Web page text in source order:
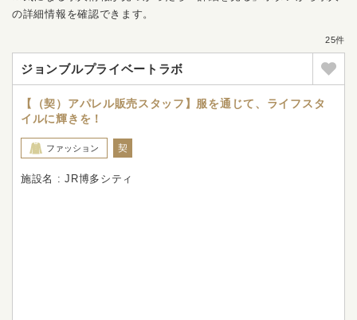
の詳細情報を確認できます。
25件
ジョンブルプライベートラボ
【（契）アパレル販売スタッフ】服を通じて、ライフスタ
イルに輝きを！
ファッション 契
施設名 : JR博多シティ